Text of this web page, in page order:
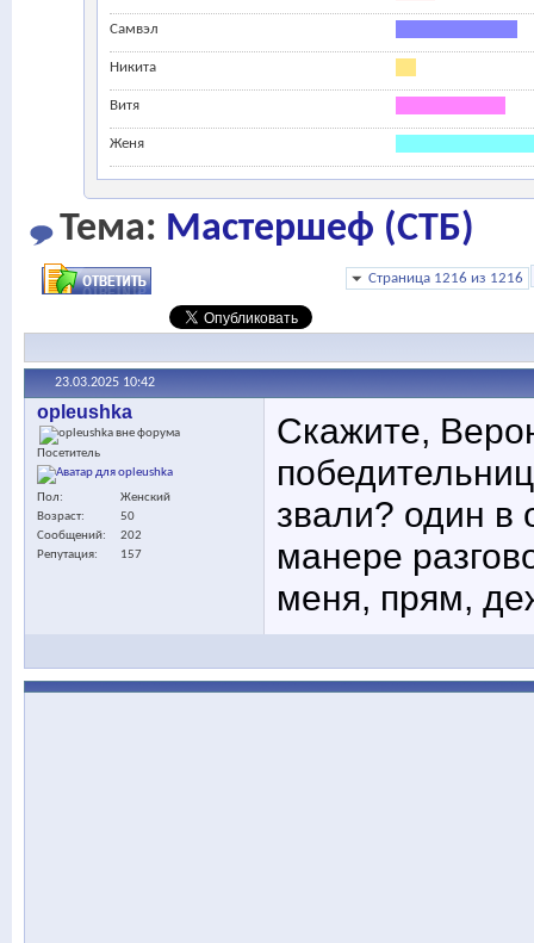
Самвэл
Никита
Витя
Женя
Тема: Мастершеф (СТБ)
Страница 1216 из 1216
23.03.2025 10:42
opleushka
Посетитель
Пол
Женский
Возраст
50
Сообщений
202
Репутация
157
Скажите,
звали? один в
манере
меня, прям,